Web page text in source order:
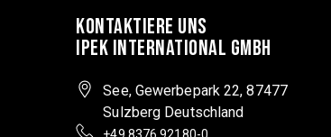
Kontaktiere Uns
IPEK INTERNATIONAL GMBH
See, Gewerbepark 22, 87477
Sulzberg Deutschland
+49 8376 92180-0